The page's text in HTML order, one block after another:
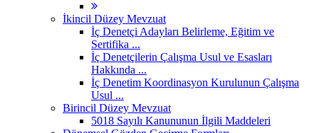
İkincil Düzey Mevzuat
İç Denetçi Adayları Belirleme, Eğitim ve
Sertifika ...
İç Denetçilerin Çalışma Usul ve Esasları
Hakkında ...
İç Denetim Koordinasyon Kurulunun Çalışma
Usul ...
Birincil Düzey Mevzuat
5018 Sayılı Kanununun İlgili Maddeleri